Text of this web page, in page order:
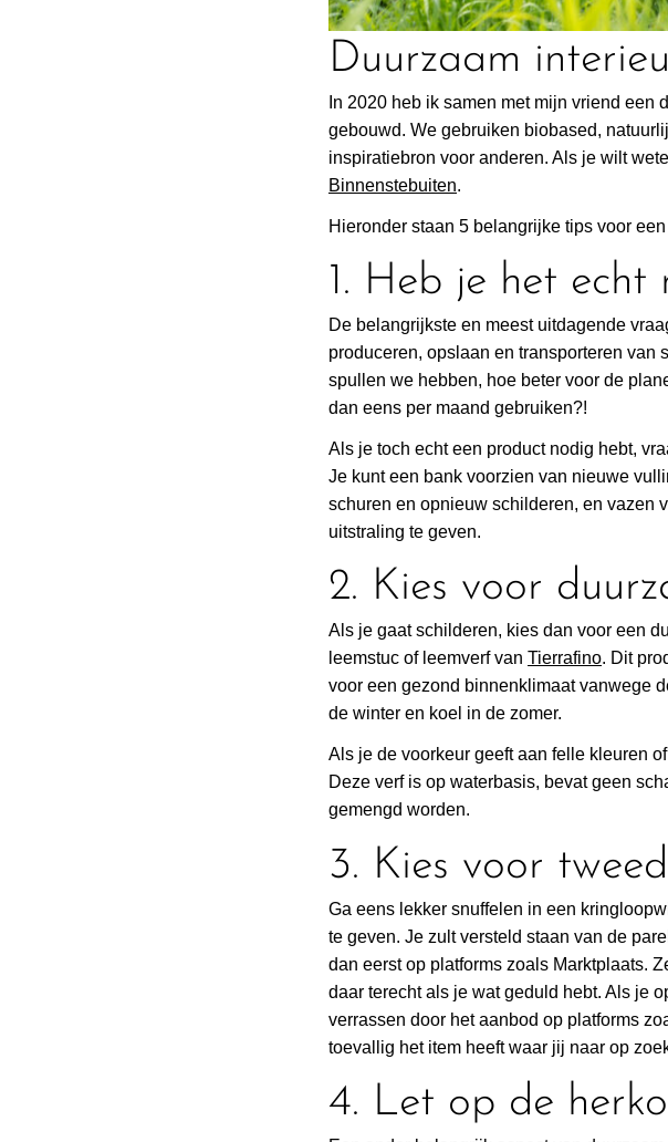
Duurzaam
In 2020 heb ik samen met mijn vriend
gebouwd. We gebruiken biobased,
inspiratiebron voor anderen. Als je wilt
Binnenstebuiten.
Hieronder staan 5 belangrijke tips voor
1. Heb je het echt
De belangrijkste en meest uitdagende
produceren, opslaan en transporteren van
spullen we hebben, hoe beter voor de
dan eens per maand gebruiken?!
Als je toch echt een product nodig hebt,
Je kunt een bank voorzien van nieuwe
schuren en opnieuw schilderen, en vazen
uitstraling te geven.
2. Kies voor
Als je gaat schilderen, kies dan voor een
leemstuc of leemverf van Tierrafino. Dit
voor een gezond binnenklimaat vanwege
de winter en koel in de zomer.
Als je de voorkeur geeft aan felle kleuren
Deze verf is op waterbasis, bevat geen
gemengd worden.
3. Kies voor
Ga eens lekker snuffelen in een
te geven. Je zult versteld staan van de
dan eerst op platforms zoals Marktplaats.
daar terecht als je wat geduld hebt. Als je
verrassen door het aanbod op platforms
toevallig het item heeft waar jij naar op
4. Let op de